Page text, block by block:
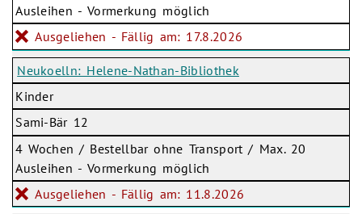
Ausleihen - Vormerkung möglich
Ausgeliehen - Fällig am: 17.8.2026
Neukoelln: Helene-Nathan-Bibliothek
Kinder
Sami-Bär 12
4 Wochen / Bestellbar ohne Transport / Max. 20
Ausleihen - Vormerkung möglich
Ausgeliehen - Fällig am: 11.8.2026